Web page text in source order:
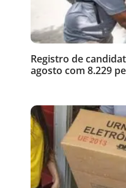
Registro de
agosto com 8.229